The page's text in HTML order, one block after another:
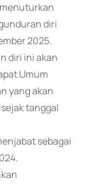
diri
2025.
diri ini akan
Umum
yang akan
tanggal
sebagai